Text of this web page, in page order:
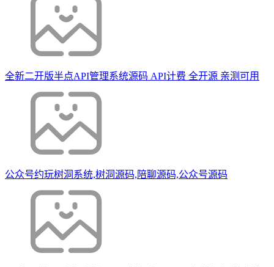
全新二开版半点API管理系统源码 API计费 全开源 亲测可用
公众号约玩树洞系统,树洞源码,陪聊源码,公众号源码